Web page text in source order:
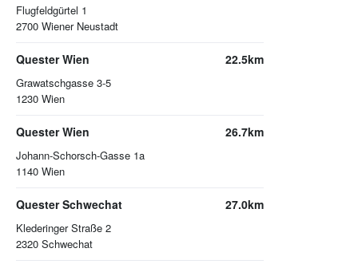
Flugfeldgürtel 1
2700 Wiener Neustadt
Quester Wien
Grawatschgasse 3-5
1230 Wien
22.5km
Quester Wien
Johann-Schorsch-Gasse 1a
1140 Wien
26.7km
Quester Schwechat
Klederinger Straße 2
2320 Schwechat
27.0km